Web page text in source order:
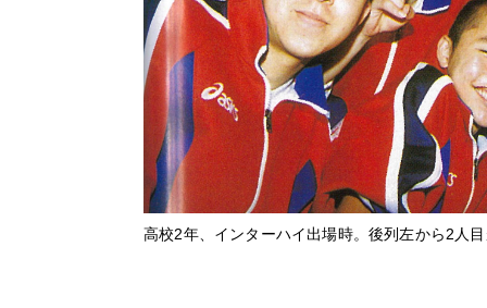
高校2年、インターハイ出場時。後列左から2人